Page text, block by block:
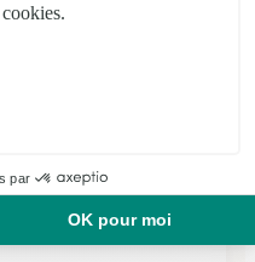
passé avec un fleuriste